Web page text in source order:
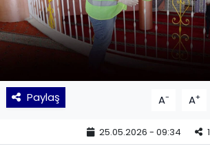
Paylaş A- A+
25.05.2026 - 09:34 1
Siyaset
TEKNOLOJİ